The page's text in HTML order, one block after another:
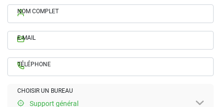
NOM COMPLET
E-MAIL
TÉLÉPHONE
CHOISIR UN BUREAU
Support général